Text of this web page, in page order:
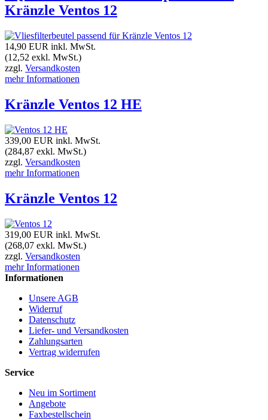
Kränzle Ventos 12
14,90 EUR inkl. MwSt.
(12,52 exkl. MwSt.)
zzgl. Versandkosten
mehr Informationen
Kränzle Ventos 12 HE
339,00 EUR inkl. MwSt.
(284,87 exkl. MwSt.)
zzgl. Versandkosten
mehr Informationen
Kränzle Ventos 12
319,00 EUR inkl. MwSt.
(268,07 exkl. MwSt.)
zzgl. Versandkosten
mehr Informationen
Informationen
Unsere AGB
Widerruf
Datenschutz
Liefer- und Versandkosten
Zahlungsarten
Vertrag widerrufen
Service
Neu im Sortiment
Angebote
Faxbestellschein